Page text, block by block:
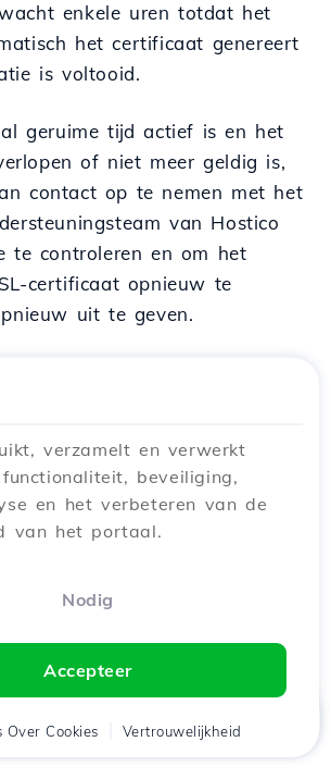
enkele uren totdat het
het certificaat genereert
is voltooid.
geruime tijd actief is en het
of niet meer geldig is,
contact op te nemen met het
van Hostico
te controleren en om het
certificaat opnieuw te
uit te geven.
is gecompromitteerd of
kan de functionaliteit
worden beïnvloed door
toegang door
maakten. Dit type
kan als gevolg hebben:
naar verdachte pagina's,
verzamelt en verwerkt
beveiliging,
en het verbeteren van de
van het portaal.
Nodig
Accepteer
Over Cookies Vertrouwelijkheid
Winkelwagen
Chat